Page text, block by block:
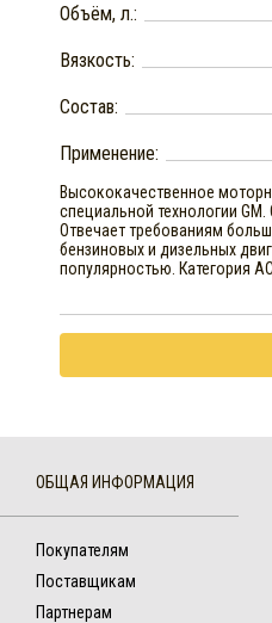
Объём, л.:
Вязкость:
Состав:
Применение:
Высококачественное
специальной технологии
Отвечает требованиям
бензиновых и дизельных
популярностью. Категория
ОБЩАЯ ИНФОРМАЦИЯ
Покупателям
Поставщикам
Партнерам